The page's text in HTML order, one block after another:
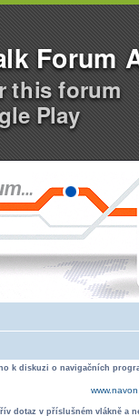
Forum
this forum
Play
k diskuzi o navigačních
dotaz v příslušném vlákně a